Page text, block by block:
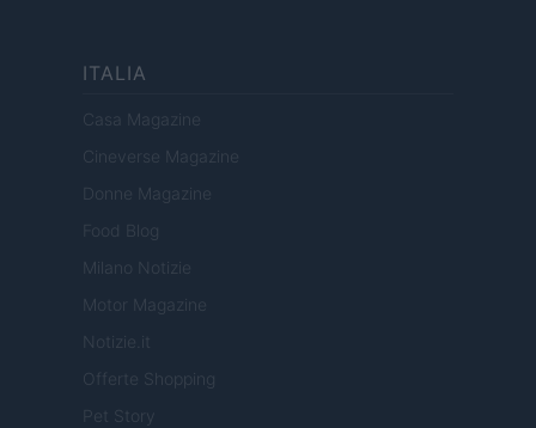
ITALIA
Casa Magazine
Cineverse Magazine
Donne Magazine
Food Blog
Milano Notizie
Motor Magazine
Notizie.it
Offerte Shopping
Pet Story